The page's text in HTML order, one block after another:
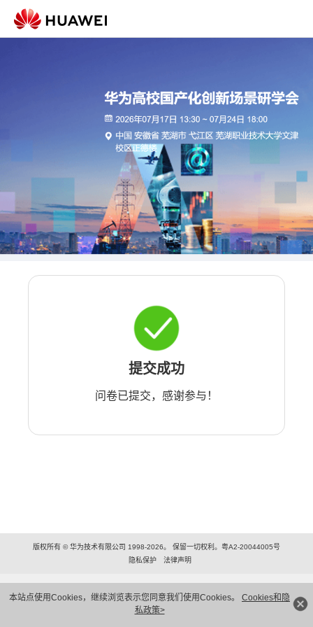
本站点使用Cookies，继续浏览表示您同意我们使用Cookies。 Cookies和隐
私政策>
提交成功
问卷已提交，感谢参与！
版权所有 © 华为技术有限公司 1998-2026。 保留一切权利。粤A2-20044005号
隐私保护
法律声明